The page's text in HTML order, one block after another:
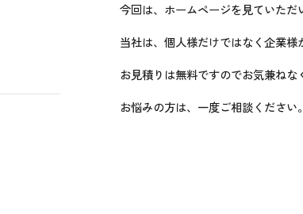
今回は、ホームページを見ていただ
当社は、個人様だけではなく企業様
お見積りは無料ですのでお気兼ねな
お悩みの方は、一度ご相談ください。